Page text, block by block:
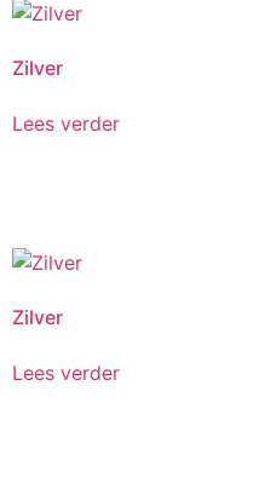
Zilver
Lees verder
Zilver
Lees verder